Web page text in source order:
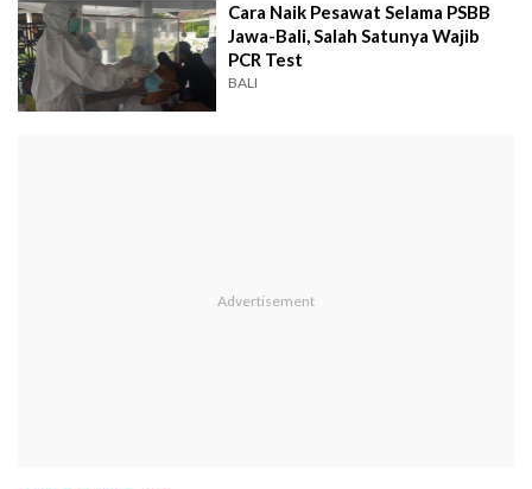
Cara Naik Pesawat Selama PSBB
Jawa-Bali, Salah Satunya Wajib
PCR Test
BALI